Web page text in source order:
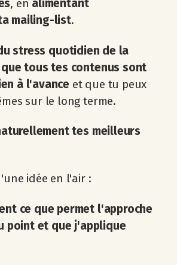
, en alimentant
mailing-list.
stress quotidien de la
tous tes contenus sont
à l'avance et que tu peux
sur le long terme.
tes meilleurs
idée en l'air :
ce que permet l'approche
point et que j'applique